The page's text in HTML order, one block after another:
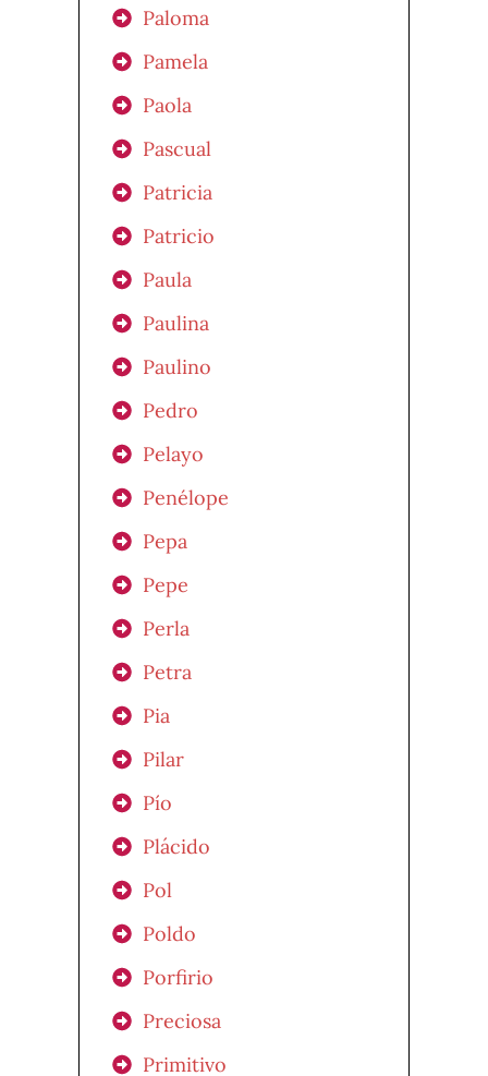
Paloma
Pamela
Paola
Pascual
Patricia
Patricio
Paula
Paulina
Paulino
Pedro
Pelayo
Penélope
Pepa
Pepe
Perla
Petra
Pia
Pilar
Pío
Plácido
Pol
Poldo
Porfirio
Preciosa
Primitivo